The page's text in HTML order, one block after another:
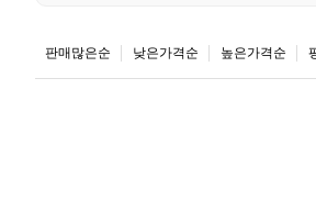
판매많은순 낮은가격순 높은가격순